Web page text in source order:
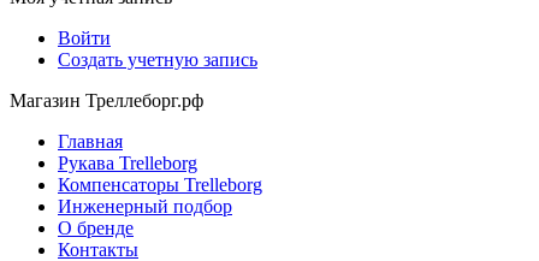
Войти
Создать учетную запись
Магазин Треллеборг.рф
Главная
Рукава Trelleborg
Компенсаторы Trelleborg
Инженерный подбор
О бренде
Контакты